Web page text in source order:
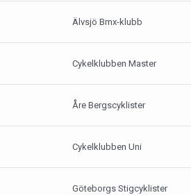
Älvsjö Bmx-klubb
Cykelklubben Master
Åre Bergscyklister
Cykelklubben Uni
Göteborgs Stigcyklister